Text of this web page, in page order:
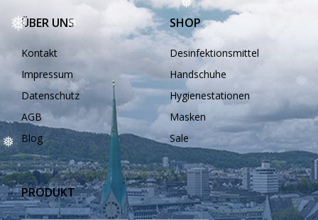
ÜBER UNS
Kontakt
Impressum
Datenschutz
AGB
Blog
SHOP
Desinfektionsmittel
Handschuhe
Hygienestationen
Masken
Sale
PRODUKT
❅
❅
❅
❅
❅